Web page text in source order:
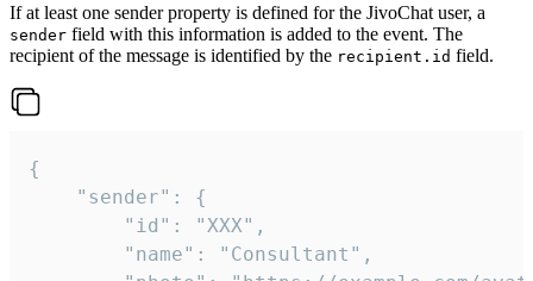
If at least one sender property is defined for the JivoChat user, a
sender field with this information is added to the event. The
recipient of the message is identified by the recipient.id field.
{